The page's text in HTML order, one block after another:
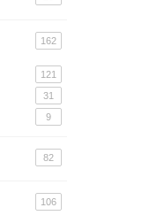
162
121
31
9
82
106